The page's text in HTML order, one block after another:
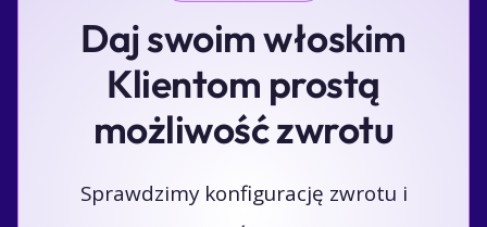
Daj swoim włoskim
Klientom prostą
możliwość zwrotu
Sprawdzimy konfigurację zwrotu i